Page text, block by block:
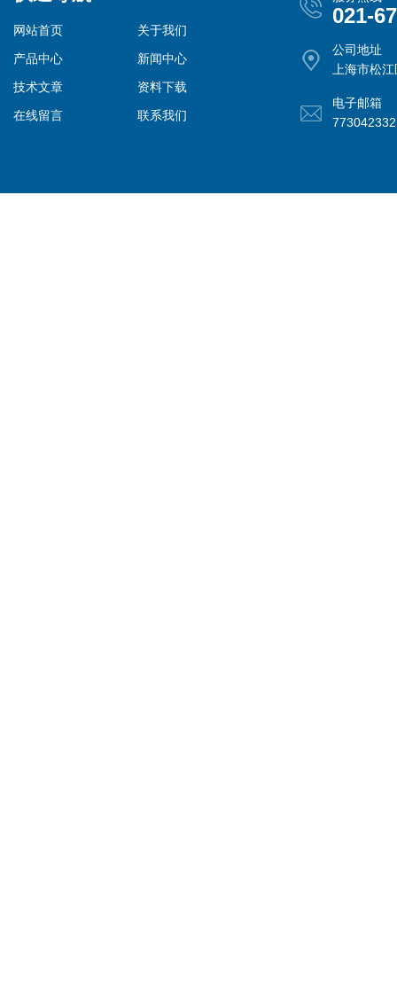
网站首页
关于我们
产品中心
新闻中心
技术文章
资料下载
在线留言
联系我们
021-
公司地址
上海市松
电子邮箱